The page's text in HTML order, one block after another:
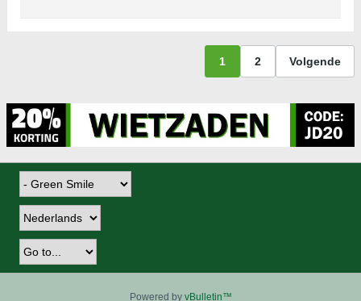
1 2 Volgende
Powered by vBulletin™